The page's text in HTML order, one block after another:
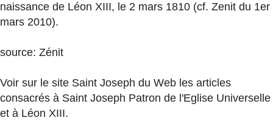
naissance de Léon XIII, le 2 mars 1810 (cf. Zenit du 1er
mars 2010).
source: Zénit
Voir sur le site Saint Joseph du Web les articles
consacrés à Saint Joseph Patron de l'Eglise Universelle
et à Léon XIII.